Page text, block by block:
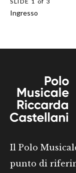
Ingresso
Il Polo
punto di